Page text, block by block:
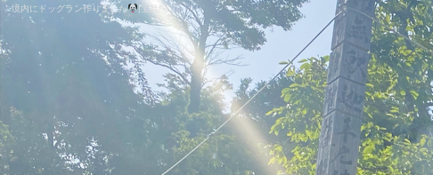
境内にドッグラン作りました |宝昌院